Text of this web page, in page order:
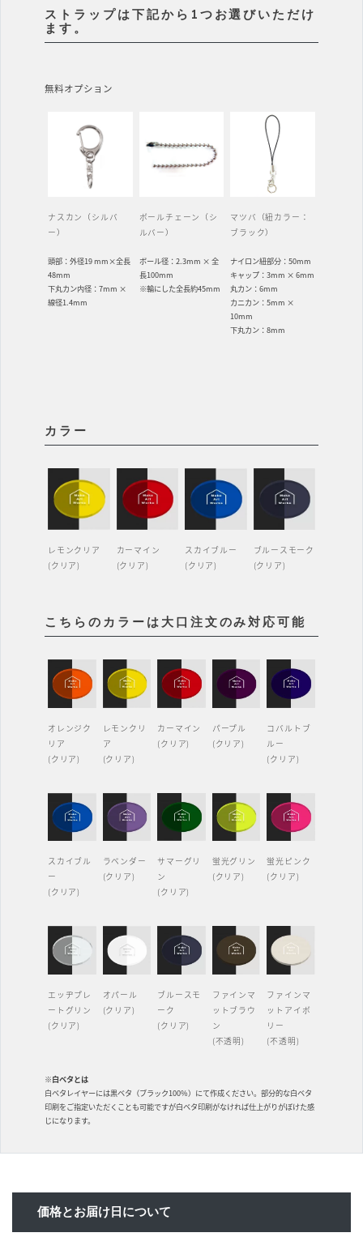
ストラップは下記から1つお選びいただけ
ます。
無料オプション
ナスカン（シルバ
ー）
頭部：外径19 mm×全長
48mm
下丸カン内径：7mm ×
線径1.4mm
ボールチェーン（シ
ルバー）
ボール径：2.3mm × 全
長100mm
※輪にした全長約45mm
マツバ（紐カラー：
ブラック）
ナイロン紐部分：50mm
キャップ：3mm × 6mm
丸カン：6mm
カニカン：5mm ×
10mm
下丸カン：8mm
カラー
レモンクリア
(クリア)
カーマイン
(クリア)
スカイブルー
(クリア)
ブルースモーク
(クリア)
こちらのカラーは大口注文のみ対応可能
オレンジク
リア
(クリア)
レモンクリ
ア
(クリア)
カーマイン
(クリア)
パープル
(クリア)
コバルトブ
ルー
(クリア)
スカイブル
ー
(クリア)
ラベンダー
(クリア)
サマーグリ
ン
(クリア)
蛍光グリン
(クリア)
蛍光ピンク
(クリア)
エッヂプレ
ートグリン
(クリア)
オパール
(クリア)
ブルースモ
ーク
(クリア)
ファインマ
ットブラウ
ン
(不透明)
ファインマ
ットアイボ
リー
(不透明)
※白ベタとは
白ベタレイヤーには黒ベタ（ブラック100%）にて作成ください。部分的な白ベタ
印刷をご指定いただくことも可能ですが白ベタ印刷がなければ仕上がりがぼけた感
じになります。
価格とお届け日について